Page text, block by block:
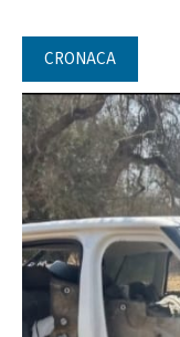
CRONACA